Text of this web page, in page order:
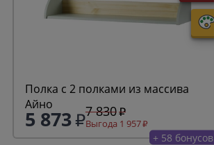
Полка с 2 полками из массива
Айно
5 873 7 830
Выгода 1 957
+ 58 бонусов